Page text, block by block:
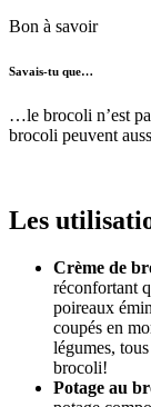
Bon à savoir
Savais-tu que…
…le brocoli n’est
brocoli peuvent
Les
Crème de
réconfortant
poireaux
coupés en
légumes,
brocoli!
Potage au